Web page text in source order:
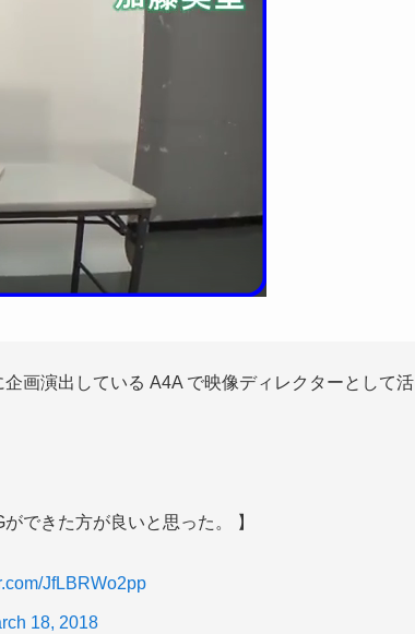
画演出している A4A で映像ディレクターとして活
できた方が良いと思った。 】
JfLBRWo2pp
18, 2018